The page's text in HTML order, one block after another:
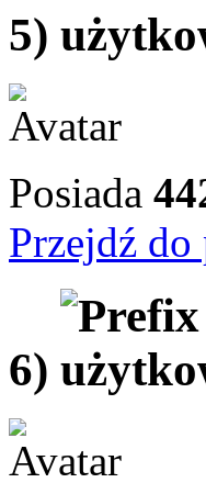
5)
Posiada
Przejdź
6)